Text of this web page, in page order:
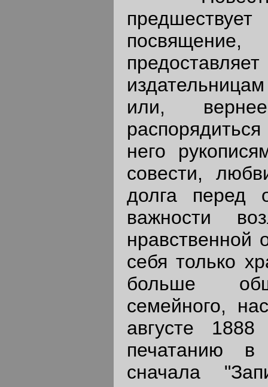
или,
него
совести,
долга перед
важности
нравственной
себя только
больше
семейного,
августе
печатанию в
сначала